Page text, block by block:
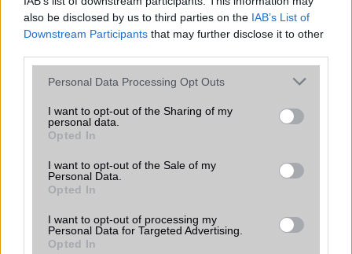
also be disclosed by us to third parties on the IAB’s List of
Downstream Participants that may further disclose it to other
Please note that this website/app uses one or more Google
not limited to your visit or usage behaviour. You may click to
grant or deny consent to Google and its third-party tags to
use your data for below specified purposes in below Google
consent section.
Personal Data Processing Opt Outs
I want to opt-out of the Sharing of my
personal data.
Opted In
I want to opt-out of the Sale of my
Personal Data.
Opted In
I want to opt-out of processing my
Personal Data for Targeted Advertising.
Opted In
Nyugati GSM
235.000 Ft (használt)
Apple Watch Ultra 3
Euro Gsm
272.000 Ft (új)